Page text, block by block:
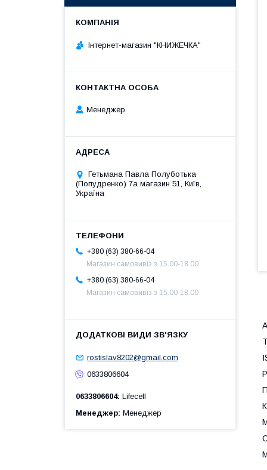
Інтернет-магазин "КНИЖЕЧКА"
Менеджер
Гетьмана Павла Полуботька
(Попудренко) 7а магазин 51, Київ,
Україна
+380 (63) 380-66-04
Магазин самовивіз з 15.00-18.00
+380 (63) 380-66-04
Магазин самовивіз з 15.00-18.00
rostislav8202@gmail.com
0633806604
0633806604 Lifecell
Менеджер Менеджер